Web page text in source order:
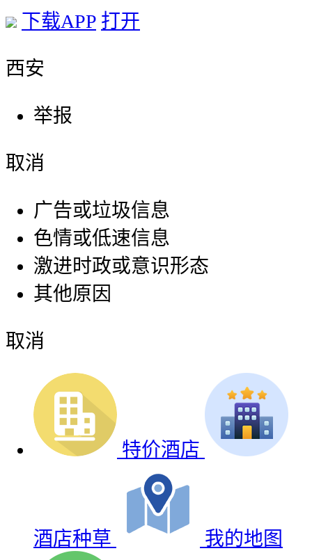
下载APP 打开
西安
举报
取消
广告或垃圾信息
色情或低速信息
激进时政或意识形态
其他原因
取消
特价酒店
酒店种草 我的地图